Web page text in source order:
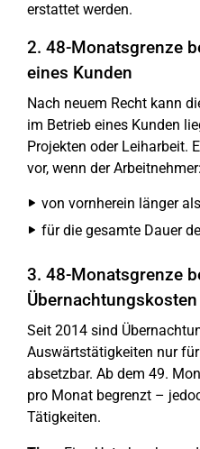
erstattet werden.
2. 48-Monatsgrenze
eines Kunden
Nach neuem Recht kann
im Betrieb eines Kunden
Projekten oder Leiharbeit.
vor, wenn der Arbeitnehmer:
von vornherein länger
für die gesamte Dauer
3. 48-Monatsgrenze
Übernachtungskosten
Seit 2014 sind
Auswärtstätigkeiten nur
absetzbar. Ab dem 49.
pro Monat begrenzt –
Tätigkeiten.